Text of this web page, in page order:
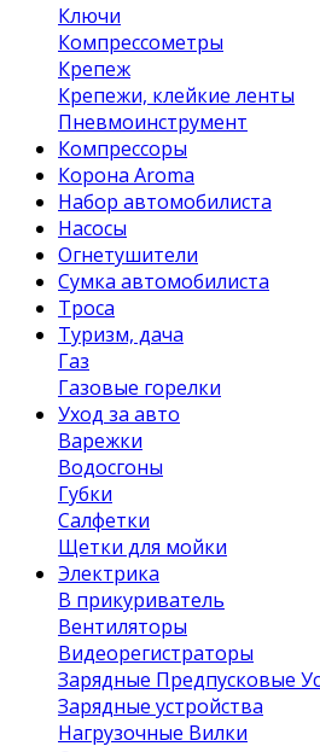
Ключи
Компрессометры
Крепеж
Крепежи, клейкие ленты
Пневмоинструмент
Компрессоры
Корона Aroma
Набор автомобилиста
Насосы
Огнетушители
Сумка автомобилиста
Троса
Туризм, дача
Газ
Газовые горелки
Уход за авто
Варежки
Водосгоны
Губки
Салфетки
Щетки для мойки
Электрика
В прикуриватель
Вентиляторы
Видеорегистраторы
Зарядные Предпусковые
Зарядные устройства
Нагрузочные Вилки